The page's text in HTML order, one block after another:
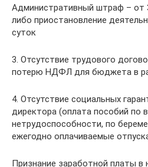
Административный штраф – от
либо приостановление
суток
3. Отсутствие трудового
потерю НДФЛ для бюджета в
4. Отсутствие социальных
директора (оплата пособий по
нетрудоспособности, по
ежегодно оплачиваемые
Признание заработной платы в